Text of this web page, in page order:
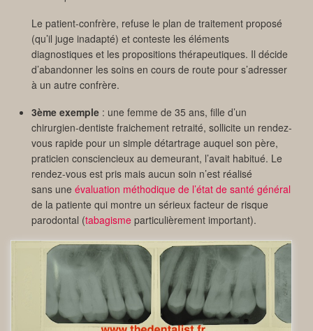
Le patient-confrère, refuse le plan de traitement proposé
(qu’il juge inadapté) et conteste les éléments
diagnostiques et les propositions thérapeutiques. Il décide
d’abandonner les soins en cours de route pour s’adresser
à un autre confrère.
3ème exemple : une femme de 35 ans, fille d’un
chirurgien-dentiste fraichement retraité, sollicite un rendez-
vous rapide pour un simple détartrage auquel son père,
praticien consciencieux au demeurant, l’avait habitué. Le
rendez-vous est pris mais aucun soin n’est réalisé
sans une évaluation méthodique de l’état de santé général
de la patiente qui montre un sérieux facteur de risque
parodontal (tabagisme particulièrement important).